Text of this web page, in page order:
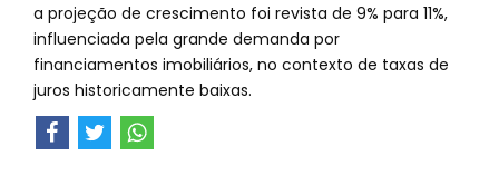
a projeção de crescimento foi revista de 9% para 11%,
influenciada pela grande demanda por
financiamentos imobiliários, no contexto de taxas de
juros historicamente baixas.